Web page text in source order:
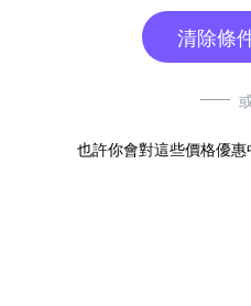
清除條
也許你會對這些價格優惠